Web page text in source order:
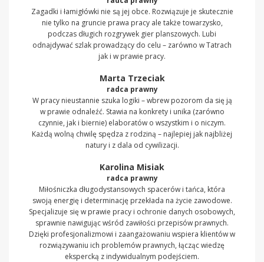
Zagadki i łamigłówki nie są jej obce. Rozwiązuje je skutecznie
nie tylko na gruncie prawa pracy ale także towarzysko,
podczas długich rozgrywek gier planszowych. Lubi
odnajdywać szlak prowadzący do celu – zarówno w Tatrach
jak i w prawie pracy.
Marta Trzeciak
radca prawny
W pracy nieustannie szuka logiki – wbrew pozorom da się ją
w prawie odnaleźć. Stawia na konkrety i unika (zarówno
czynnie, jak i biernie) elaboratów o wszystkim i o niczym.
Każdą wolną chwilę spędza z rodziną – najlepiej jak najbliżej
natury i z dala od cywilizacji.
Karolina Misiak
radca prawny
Miłośniczka długodystansowych spacerów i tańca, która
swoją energię i determinację przekłada na życie zawodowe.
Specjalizuje się w prawie pracy i ochronie danych osobowych,
sprawnie nawigując wśród zawiłości przepisów prawnych.
Dzięki profesjonalizmowi i zaangażowaniu wspiera klientów w
rozwiązywaniu ich problemów prawnych, łącząc wiedzę
ekspercką z indywidualnym podejściem.